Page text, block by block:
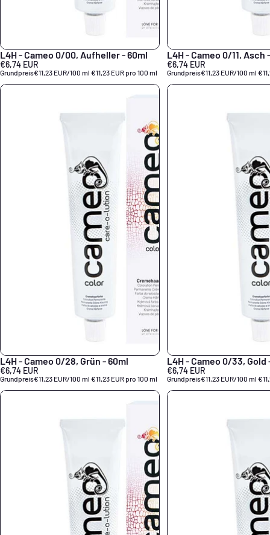
L4H - Cameo 0/00, Aufheller - 60ml
€6,74 EUR
Grundpreis€11,23 EUR/100 ml €11,23 EUR pro 100 ml
L4H - Cameo 0/11, Asch
€6,74 EUR
Grundpreis€11,23 EUR/100 ml
L4H - Cameo 0/28, Grün - 60ml
€6,74 EUR
Grundpreis€11,23 EUR/100 ml €11,23 EUR pro 100 ml
L4H - Cameo 0/33, Gold
€6,74 EUR
Grundpreis€11,23 EUR/100 ml